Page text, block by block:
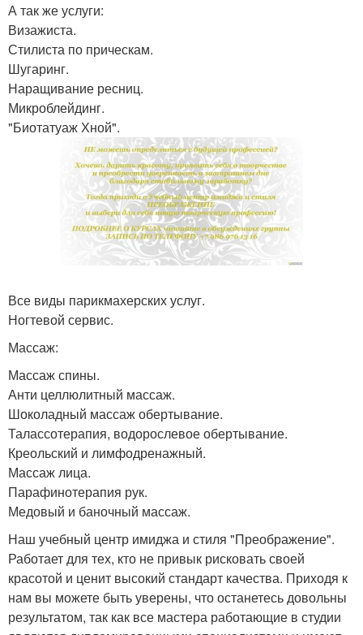
А так же услуги:
Визажиста.
Стилиста по прическам.
Шугаринг.
Наращивание ресниц.
Микроблейдинг.
"Биотатуаж Хной".
Все виды парикмахерских услуг.
Ногтевой сервис.
Массаж:
Массаж спины.
Анти целлюлитный массаж.
Шоколадный массаж обертывание.
Талассотерапия, водорослевое обертывание.
Креольский и лимфодренажный.
Массаж лица.
Парафинотерапия рук.
Медовый и баночный массаж.
Наш учебный центр имиджа и стиля "Преображение".
Работает для тех, кто не привык рисковать своей
красотой и ценит высокий стандарт качества. Приходя к
нам вы можете быть уверены, что останетесь довольны
результатом, так как все мастера работающие в студии